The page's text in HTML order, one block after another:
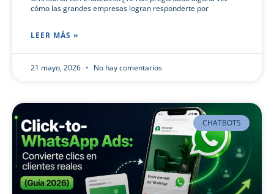
cómo las grandes empresas logran responderte por
LEER MÁS »
21 mayo, 2026 No hay comentarios
CHATBOTS